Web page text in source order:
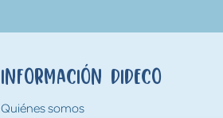
Información Dideco
Quiénes somos